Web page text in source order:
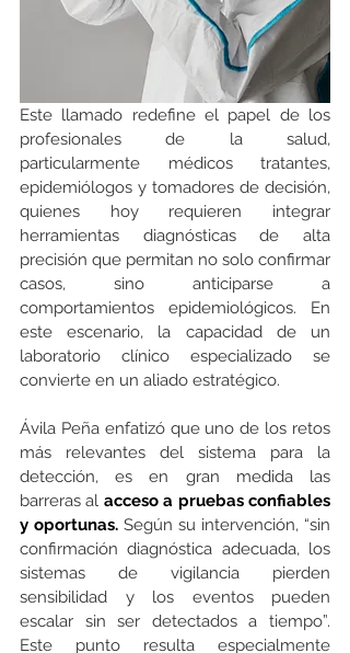
Este llamado redefine el papel de los
profesionales de la salud,
particularmente médicos tratantes,
epidemiólogos y tomadores de decisión,
quienes hoy requieren integrar
herramientas diagnósticas de alta
precisión que permitan no solo confirmar
casos, sino anticiparse a
comportamientos epidemiológicos. En
este escenario, la capacidad de un
laboratorio clínico especializado se
convierte en un aliado estratégico.
Ávila Peña enfatizó que uno de los retos
más relevantes del sistema para la
detección, es en gran medida las
barreras al acceso a pruebas confiables
y oportunas. Según su intervención, “sin
confirmación diagnóstica adecuada, los
sistemas de vigilancia pierden
sensibilidad y los eventos pueden
escalar sin ser detectados a tiempo”.
Este punto resulta especialmente